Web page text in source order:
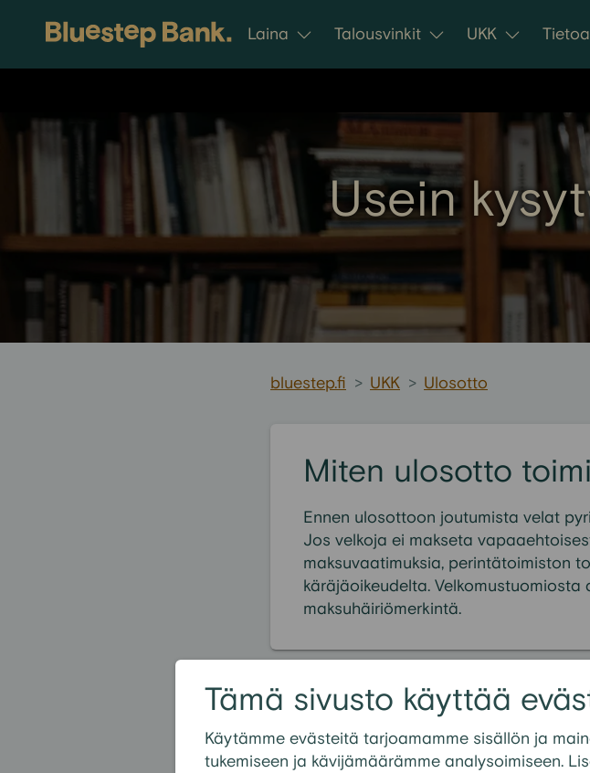
Tämä sivusto käyttää
Käytämme evästeitä tarjoamamme sisällön ja
tukemiseen ja kävijämäärämme analysoimiseen.
Siirry sisältöön
Laina Talousvinkit UKK
Usein
bluestep.fi > UKK > Ulosotto
Miten ulosotto
Ennen ulosottoon joutumista velat
Jos velkoja ei makseta
maksuvaatimuksia, perintätoimiston
käräjäoikeudelta. Velkomustuomiosta
maksuhäiriömerkintä.
Suosituimmat
Mikä on ulosotto?